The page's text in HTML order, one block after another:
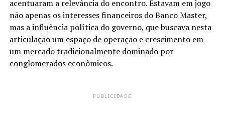
acentuaram a relevância do encontro. Estavam em jogo
não apenas os interesses financeiros do Banco Master,
mas a influência política do governo, que buscava nesta
articulação um espaço de operação e crescimento em
um mercado tradicionalmente dominado por
conglomerados econômicos.
PUBLICIDADE